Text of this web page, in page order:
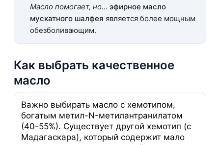
Масло помогает, но... эфирное масло
мускатного шалфея является более мощным
обезболивающим.
Как выбрать качественное
масло
Важно выбирать масло с хемотипом,
богатым метил-N-метилантранилатом
(40-55%). Существует другой хемотип (с
Мадагаскара), который содержит мало